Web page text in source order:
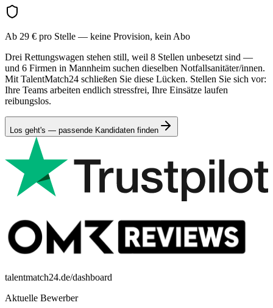
Ab 29 € pro Stelle — keine Provision, kein Abo
Drei Rettungswagen stehen still, weil 8 Stellen unbesetzt sind —
und 6 Firmen in Mannheim suchen dieselben Notfallsanitäter/innen.
Mit TalentMatch24 schließen Sie diese Lücken. Stellen Sie sich vor:
Ihre Teams arbeiten endlich stressfrei, Ihre Einsätze laufen
reibungslos.
Los geht's — passende Kandidaten finden
talentmatch24.de/dashboard
Aktuelle Bewerber